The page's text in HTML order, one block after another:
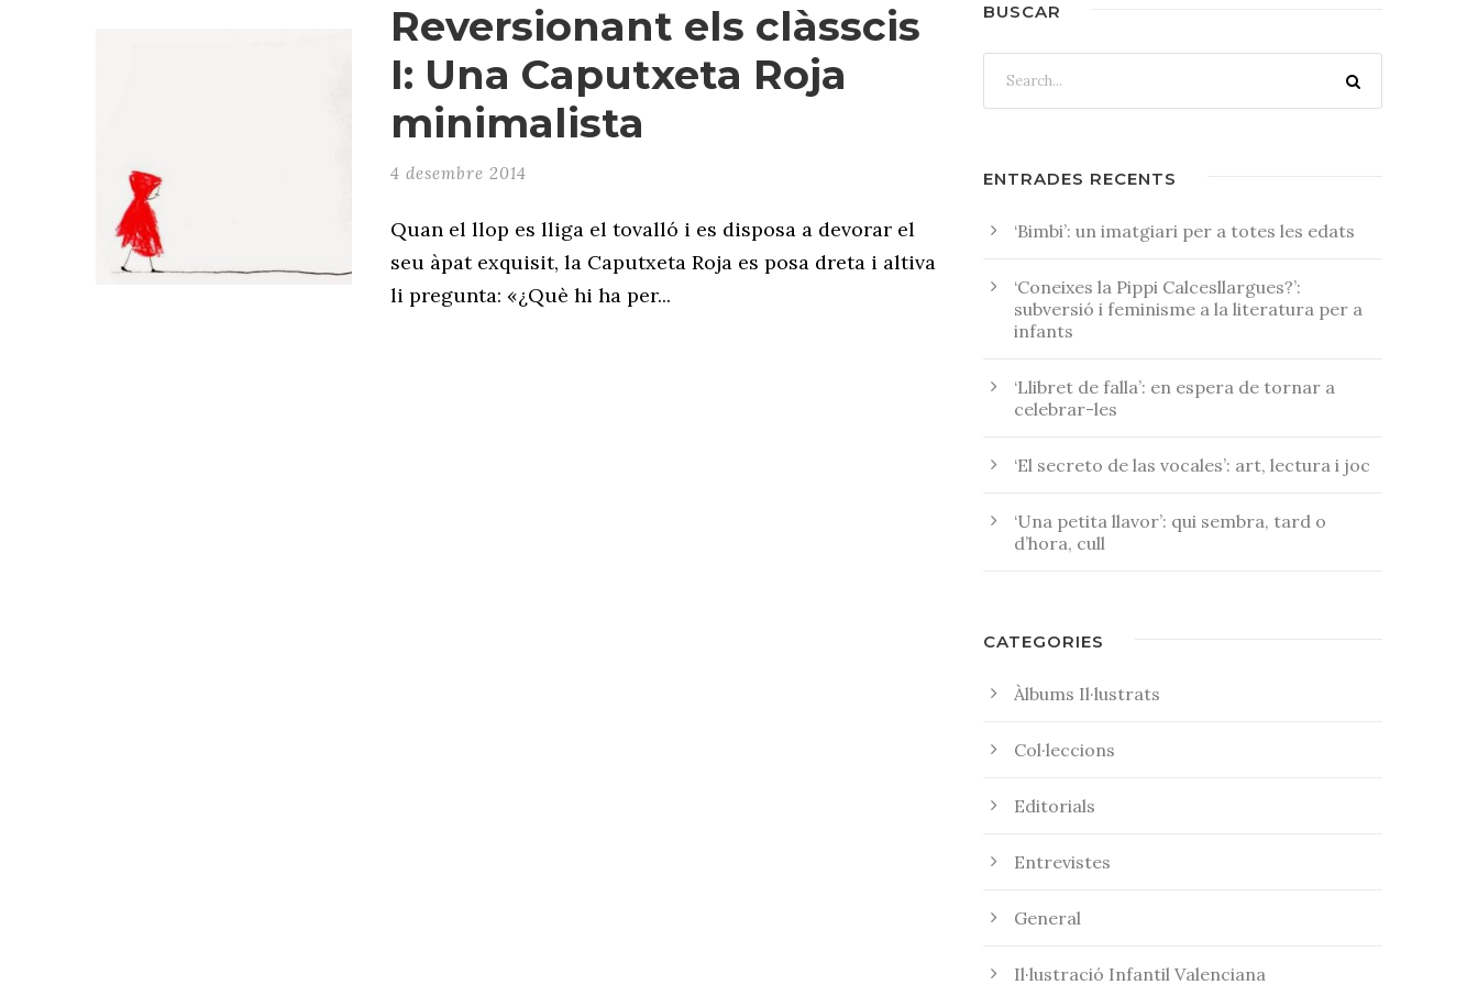
Reversionant els clàsscis
I: Una Caputxeta Roja
minimalista
4 desembre 2014
Quan el llop es lliga el tovalló i es disposa a devorar el
seu àpat exquisit, la Caputxeta Roja es posa dreta i altiva
li pregunta: «¿Què hi ha per...
BUSCAR
ENTRADES RECENTS
‘Bimbi’: un imatgiari per a totes les edats
‘Coneixes la Pippi Calcesllargues?’:
subversió i feminisme a la literatura per a
infants
‘Llibret de falla’: en espera de tornar a
celebrar-les
‘El secreto de las vocales’: art, lectura i joc
‘Una petita llavor’: qui sembra, tard o
d’hora, cull
CATEGORIES
Àlbums Il·lustrats
Col·leccions
Editorials
Entrevistes
General
Il·lustració Infantil Valenciana